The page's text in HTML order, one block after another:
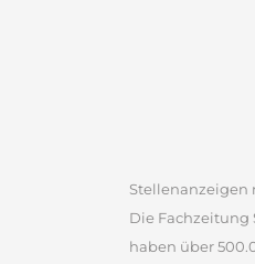
Stellenanzeigen
Die Fachzeitung
haben über